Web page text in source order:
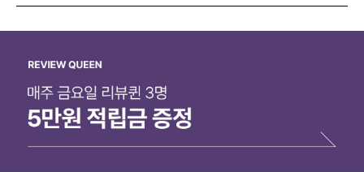
▶ 모노키니 단독
▶ 스커트 커버업으로 여리하고 페미닌하게
▶ 가디건을 걸쳐노출 걱정 없이 편안하게
다양한 조합으로 상황에 맞게